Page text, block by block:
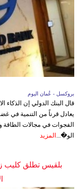
بروكسل - عُمان اليوم
قال البنك الدولي إن الذكاء
يعادل قرناً من التنمية
الفجوات في مجالات الطاقة
الو�... المزيد
بلقيس تطلق كليب